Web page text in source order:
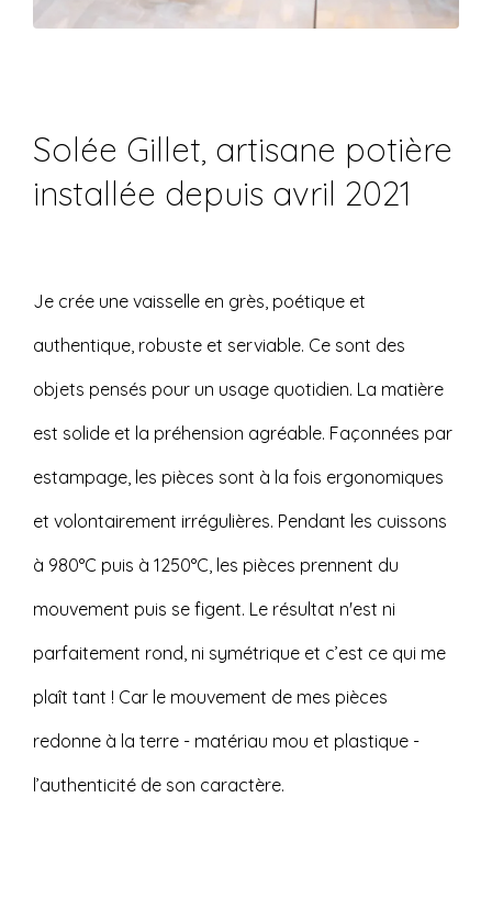
Solée Gillet, artisane potière
installée depuis avril 2021
Je crée une vaisselle en grès, poétique et
authentique, robuste et serviable. Ce sont des
objets pensés pour un usage quotidien. La matière
est solide et la préhension agréable. Façonnées par
estampage, les pièces sont à la fois ergonomiques
et volontairement irrégulières. Pendant les cuissons
à 980°C puis à 1250°C, les pièces prennent du
mouvement puis se figent. Le résultat n'est ni
parfaitement rond, ni symétrique et c’est ce qui me
plaît tant ! Car le mouvement de mes pièces
redonne à la terre - matériau mou et plastique -
l’authenticité de son caractère.